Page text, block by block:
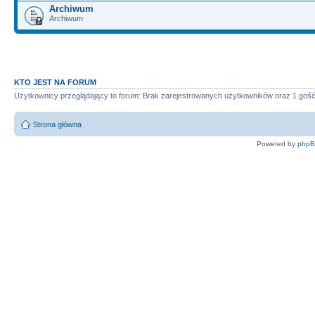
Archiwum
Archiwum
KTO JEST NA FORUM
Użytkownicy przeglądający to forum: Brak zarejestrowanych użytkowników oraz 1 gość
Strona główna
Powered by